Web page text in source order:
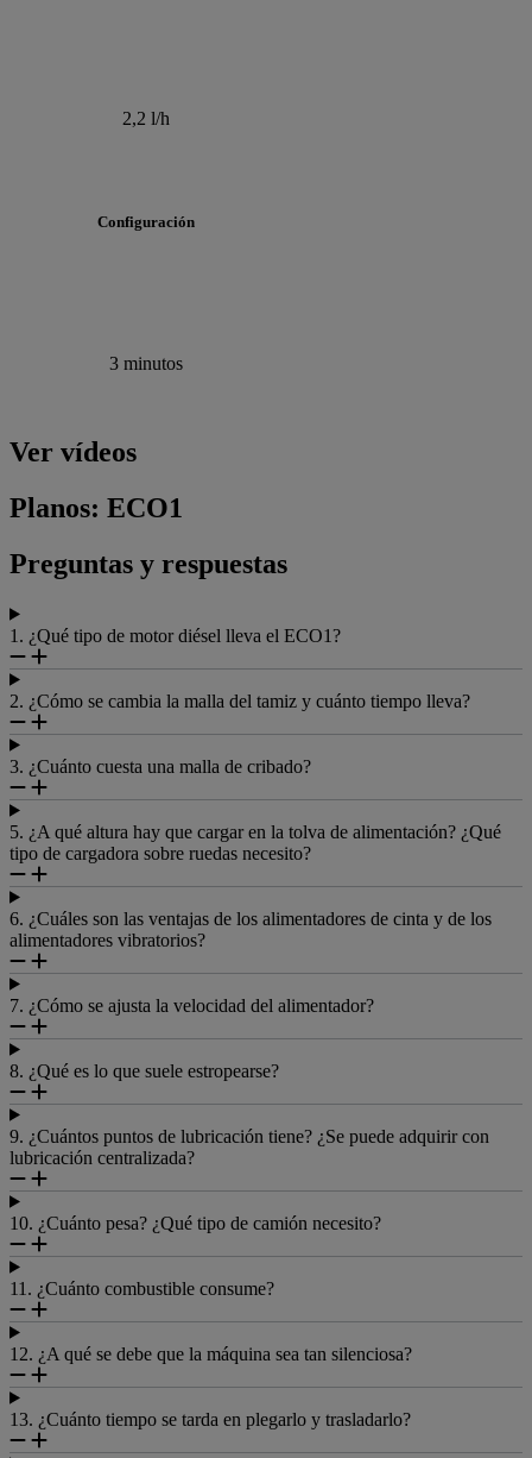
2,2 l/h
Configuración
3 minutos
Ver vídeos
Planos: ECO1
Preguntas y respuestas
1. ¿Qué tipo de motor diésel lleva el ECO1?
2. ¿Cómo se cambia la malla del tamiz y cuánto tiempo lleva?
3. ¿Cuánto cuesta una malla de cribado?
5. ¿A qué altura hay que cargar en la tolva de alimentación? ¿Qué
tipo de cargadora sobre ruedas necesito?
6. ¿Cuáles son las ventajas de los alimentadores de cinta y de los
alimentadores vibratorios?
7. ¿Cómo se ajusta la velocidad del alimentador?
8. ¿Qué es lo que suele estropearse?
9. ¿Cuántos puntos de lubricación tiene? ¿Se puede adquirir con
lubricación centralizada?
10. ¿Cuánto pesa? ¿Qué tipo de camión necesito?
11. ¿Cuánto combustible consume?
12. ¿A qué se debe que la máquina sea tan silenciosa?
13. ¿Cuánto tiempo se tarda en plegarlo y trasladarlo?